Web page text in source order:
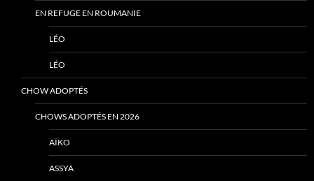
EN REFUGE EN ROUMANIE
LÉO
LÉO
CHOW ADOPTÉS
CHOWS ADOPTÉS EN 2026
AÏKO
ASSYA